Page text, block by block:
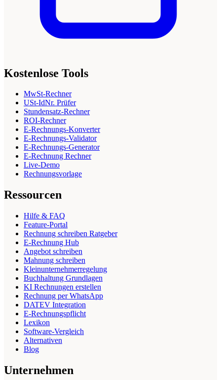
Kostenlose Tools
MwSt-Rechner
USt-IdNr. Prüfer
Stundensatz-Rechner
ROI-Rechner
E-Rechnungs-Konverter
E-Rechnungs-Validator
E-Rechnungs-Generator
E-Rechnung Rechner
Live-Demo
Rechnungsvorlage
Ressourcen
Hilfe & FAQ
Feature-Portal
Rechnung schreiben Ratgeber
E-Rechnung Hub
Angebot schreiben
Mahnung schreiben
Kleinunternehmerregelung
Buchhaltung Grundlagen
KI Rechnungen erstellen
Rechnung per WhatsApp
DATEV Integration
E-Rechnungspflicht
Lexikon
Software-Vergleich
Alternativen
Blog
Unternehmen